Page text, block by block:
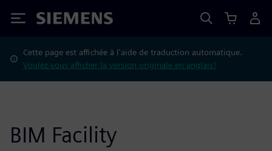
Siemens
Cette page est affichée à l'aide de traduction automatique.
Voulez-vous afficher la version originale en anglais?
BIM Facility